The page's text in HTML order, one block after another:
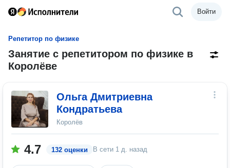
Войти
Репетитор по физике
Занятие с репетитором по физике в
Королёве
Ольга Дмитриевна
Кондратьева
Королёв
4.7 132 оценки В сети 1 д. назад